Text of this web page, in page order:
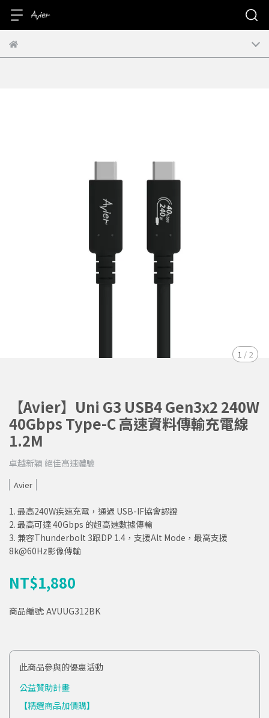
1 / 2
【Avier】Uni G3 USB4 Gen3x2 240W
40Gbps Type-C 高速資料傳輸充電線
1.2M
卓越新穎 絕佳高速體驗
Avier
1. 最高240W疾速充電，通過 USB-IF協會認證
2. 最高可達 40Gbps 的超高速數據傳輸
3. 兼容Thunderbolt 3跟DP 1.4，支援Alt Mode，最高支援
8k@60Hz影像傳輸
NT$1,880
商品編號: AVUUG312BK
此商品參與的優惠活動
公益贊助計畫
【精選商品加價購】